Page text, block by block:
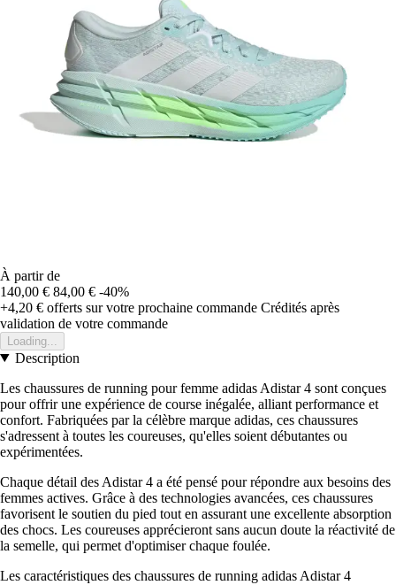
À partir de
140,00 € 84,00 € -40%
+4,20 € offerts sur votre prochaine commande Crédités après
validation de votre commande
Loading...
Description
Les chaussures de running pour femme adidas Adistar 4 sont conçues
pour offrir une expérience de course inégalée, alliant performance et
confort. Fabriquées par la célèbre marque adidas, ces chaussures
s'adressent à toutes les coureuses, qu'elles soient débutantes ou
expérimentées.
Chaque détail des Adistar 4 a été pensé pour répondre aux besoins des
femmes actives. Grâce à des technologies avancées, ces chaussures
favorisent le soutien du pied tout en assurant une excellente absorption
des chocs. Les coureuses apprécieront sans aucun doute la réactivité de
la semelle, qui permet d'optimiser chaque foulée.
Les caractéristiques des chaussures de running adidas Adistar 4